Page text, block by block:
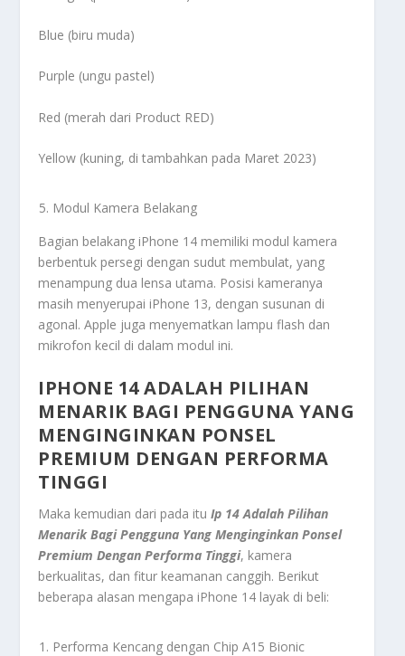
Blue (biru muda)
Purple (ungu pastel)
Red (merah dari Product RED)
Yellow (kuning, di tambahkan pada Maret 2023)
Modul Kamera Belakang
Bagian belakang iPhone 14 memiliki modul kamera
berbentuk persegi dengan sudut membulat, yang
menampung dua lensa utama. Posisi kameranya
masih menyerupai iPhone 13, dengan susunan di
agonal. Apple juga menyematkan lampu flash dan
mikrofon kecil di dalam modul ini.
IPHONE 14 ADALAH PILIHAN
MENARIK BAGI PENGGUNA YANG
MENGINGINKAN PONSEL
PREMIUM DENGAN PERFORMA
TINGGI
Maka kemudian dari pada itu Ip 14 Adalah Pilihan
Menarik Bagi Pengguna Yang Menginginkan Ponsel
Premium Dengan Performa Tinggi, kamera
berkualitas, dan fitur keamanan canggih. Berikut
beberapa alasan mengapa iPhone 14 layak di beli:
Performa Kencang dengan Chip A15 Bionic